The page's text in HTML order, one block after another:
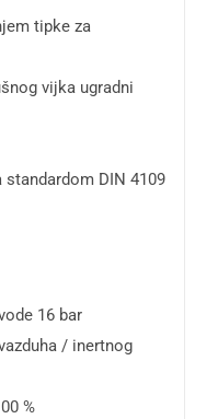
tipke za
vijka ugradni
standardom DIN 4109
16 bar
/ inertnog
%